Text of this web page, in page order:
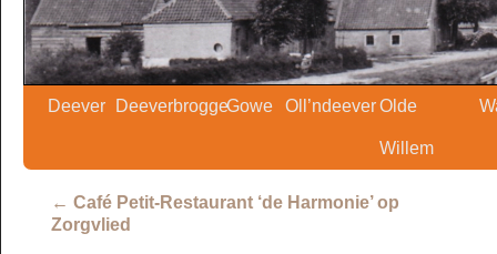
Deever DeeverbroggeGowe Oll’ndeeverOlde
Willem
← Café Petit-Restaurant ‘de Harmonie’ op
Zorgvlied